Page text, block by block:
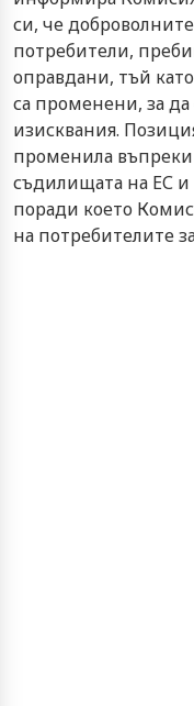
си, че
потребители,
оправдани, тъй
са променени, за да
изисквания.
променила
съдилищата на ЕС
поради което
на потребителите